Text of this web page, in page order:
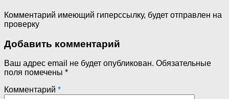
Комментарий имеющий гиперссылку, будет отправлен на
проверку
Добавить комментарий
Ваш адрес email не будет опубликован. Обязательные
поля помечены *
Комментарий *